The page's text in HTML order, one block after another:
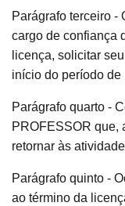
Parágrafo terceiro -
cargo de confiança
licença, solicitar
início do período de
Parágrafo quarto -
PROFESSOR que,
retornar às
Parágrafo quinto -
ao término da